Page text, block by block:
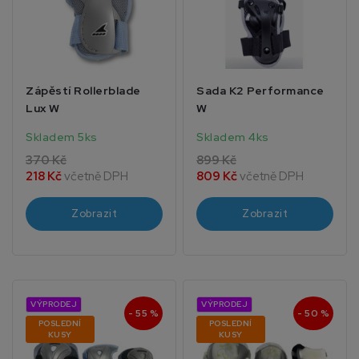
Zápěstí Rollerblade
Lux W
Skladem 5ks
370 Kč
218 Kčvčetně DPH
Zobrazit
Sada K2 Performance
W
Skladem 4ks
899 Kč
809 Kčvčetně DPH
Zobrazit
VÝPRODEJ
POSLEDNÍ
KUSY
- 55 %
VÝPRODEJ
POSLEDNÍ
KUSY
- 50 %